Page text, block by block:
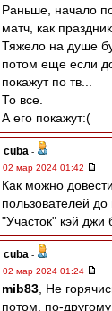
Раньше, начало
матч, как
Тяжело на душе
потом еще если
покажут по тв...
То все.
А его покажут:(
cuba -
02 мар 2024 01:42
Как можно
пользователей
"Участок" кэй джи
cuba -
02 мар 2024 01:24
mib83 , Не
потом, по-